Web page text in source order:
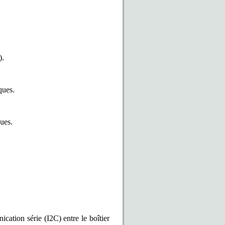
série (I2C) entre le boîtier